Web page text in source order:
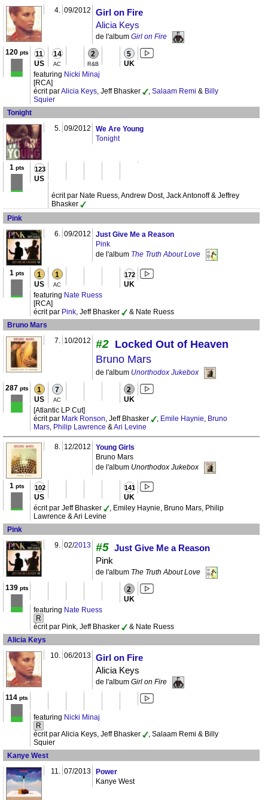
4. 09/2012
Girl on Fire
Alicia Keys
de l'album Girl on Fire
120pts 11
US
14
AC
2
R&B
5
UK
featuring Nicki Minaj
[RCA]
écrit parAlicia Keys, Jeff Bhasker , Salaam Remi & Billy
Squier
Tonight
5. 09/2012
We Are Young
Tonight
1 pts
123
US
écrit par Nate Ruess, Andrew Dost, Jack Antonoff & Jeffrey
Bhasker
Pink
6. 09/2012
Just Give Me a Reason
Pink
de l'album The Truth About Love
1 pts 1
US
1
AC
172
UK
featuring Nate Ruess
[RCA]
écrit par Pink, Jeff Bhasker
& Nate Ruess
Bruno Mars
7. 10/2012 #2 Locked Out of Heaven
Bruno Mars
de l'album Unorthodox Jukebox
287 pts 1
US
7
AC
2
UK
[Atlantic LP Cut]
écrit par Mark Ronson, Jeff Bhasker , Emile Haynie, Bruno
Mars, Philip Lawrence &Ari Levine
8. 12/2012
Young Girls
Bruno Mars
de l'album Unorthodox Jukebox
1 pts
102
US
141
UK
écrit par Jeff Bhasker
, Emiley Haynie, Bruno Mars, Philip
Lawrence & Ari Levine
Pink
9. 02/2013 #5 Just Give Me a Reason
Pink
de l'album The Truth About Love
139pts 2
UK
featuring Nate Ruess
R
écrit par Pink, Jeff Bhasker
& Nate Ruess
Alicia Keys
10. 06/2013 Girl on Fire
Alicia Keys
de l'album Girl on Fire
114 pts
featuring Nicki Minaj
R
écrit par Alicia Keys, Jeff Bhasker
, Salaam Remi & Billy
Squier
Kanye West
11. 07/2013
Power
Kanye West